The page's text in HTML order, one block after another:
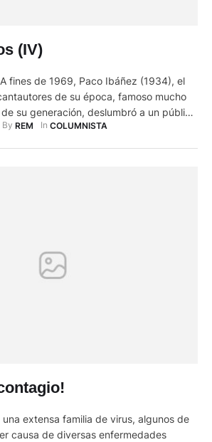
(IV)
fines de 1969, Paco Ibáñez (1934), el
de su época, famoso mucho
su generación, deslumbró a un público
en el emblemático Teatro
By REM In COLUMNISTA
extensa familia de virus, algunos de
causa de diversas enfermedades